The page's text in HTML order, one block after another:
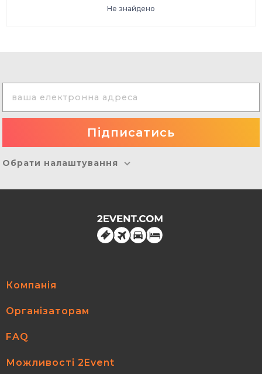
Не знайдено
Обрати налаштування
Компанія
Організаторам
FAQ
Можливості 2Event